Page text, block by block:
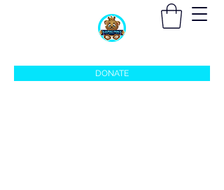
sleepingprincefoundation@gmail.com
DONATE